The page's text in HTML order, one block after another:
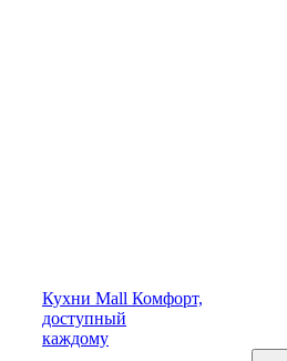
Кухни Mall Комфорт,
доступный
каждому